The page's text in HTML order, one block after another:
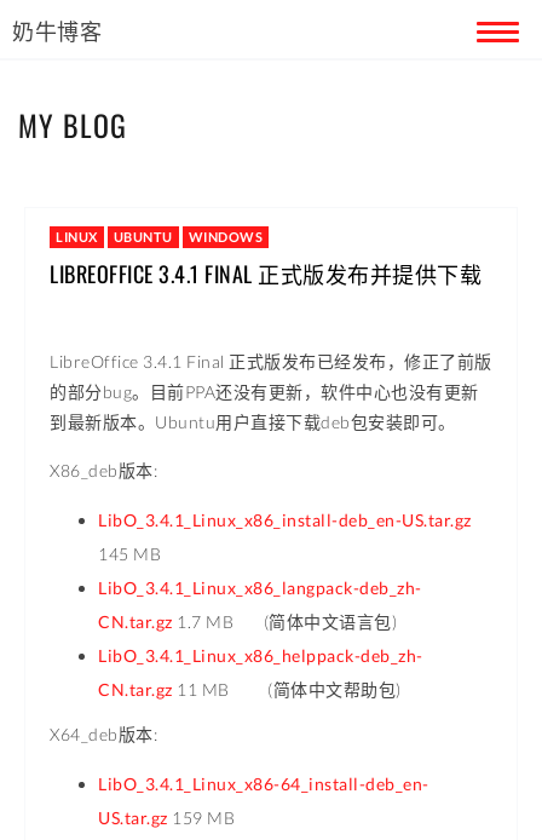
奶牛博客
MY BLOG
LINUX UBUNTU WINDOWS
LIBREOFFICE 3.4.1 FINAL 正式版发布并提供下载
LibreOffice 3.4.1 Final 正式版发布已经发布，修正了前版
的部分bug。目前PPA还没有更新，软件中心也没有更新
到最新版本。Ubuntu用户直接下载deb包安装即可。
X86_deb版本:
LibO_3.4.1_Linux_x86_install-deb_en-US.tar.gz
145 MB
LibO_3.4.1_Linux_x86_langpack-deb_zh-
CN.tar.gz 1.7 MB (简体中文语言包)
LibO_3.4.1_Linux_x86_helppack-deb_zh-
CN.tar.gz 11 MB (简体中文帮助包)
X64_deb版本:
LibO_3.4.1_Linux_x86-64_install-deb_en-
US.tar.gz 159 MB